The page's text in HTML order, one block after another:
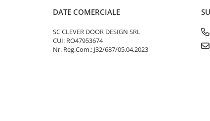
DATE COMERCIALE
SC CLEVER DOOR DESIGN SRL
CUI: RO47953674
Nr. Reg.Com.: J32/687/05.04.2023